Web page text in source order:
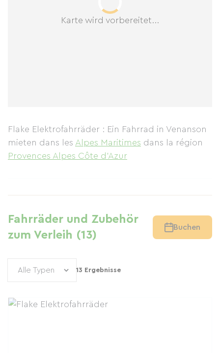
Karte wird vorbereitet...
Flake Elektrofahrräder : Ein Fahrrad in Venanson
mieten dans les Alpes Maritimes dans la région
Provences Alpes Côte d'Azur
Fahrräder und Zubehör
zum Verleih (13)
Buchen
13 Ergebnisse